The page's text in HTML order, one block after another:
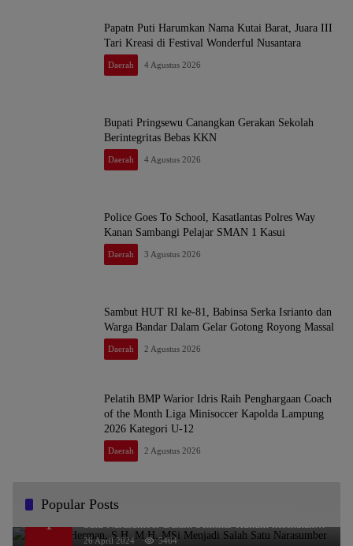
Papatn Puti Harumkan Nama Kutai Barat, Juara III
Tari Kreasi di Festival Wonderful Nusantara
Daerah 4 Agustus 2026
Bupati Pringsewu Canangkan Gerakan Sekolah
Berintegritas Bebas KKN
Daerah 4 Agustus 2026
Police Goes To School, Kasatlantas Polres Way
Kanan Sambangi Pelajar SMAN 1 Kasui
Daerah 3 Agustus 2026
Sambut HUT RI ke-81, Babinsa Serka Isrianto dan
Warga Bandar Dalam Gelar Gotong Royong Massal
Daerah 2 Agustus 2026
Pelatih BMP Warior Idris Raih Penghargaan Coach
of the Month Liga Minisoccer Kapolda Lampung
2026 Kategori U-12
Daerah 2 Agustus 2026
Popular Posts
1
Dr. KMS Herman, S.H.,M.H.,MSi Menjadi Salah
Di RSUD Leuwiliang
26 April 2024 5464